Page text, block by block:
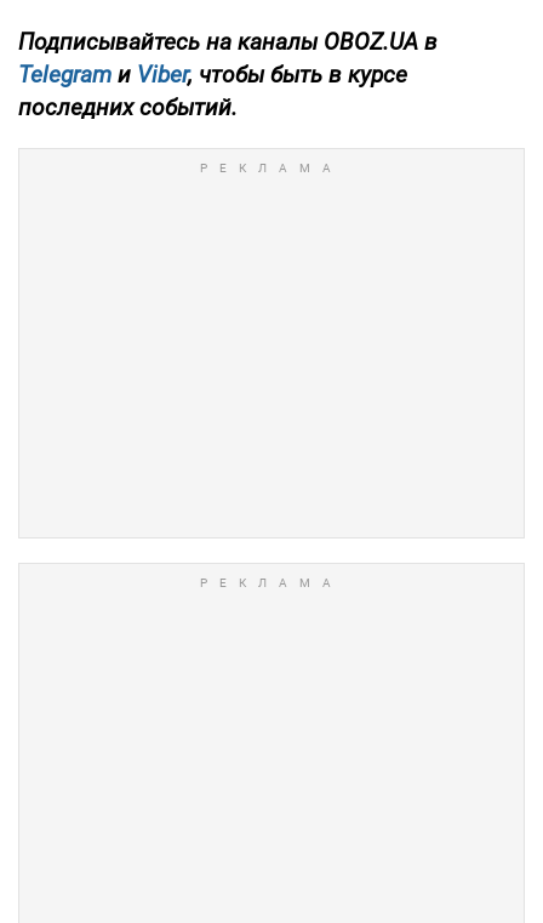
Подписывайтесь на каналы OBOZ.UA в
Telegram и Viber, чтобы быть в курсе
последних событий.